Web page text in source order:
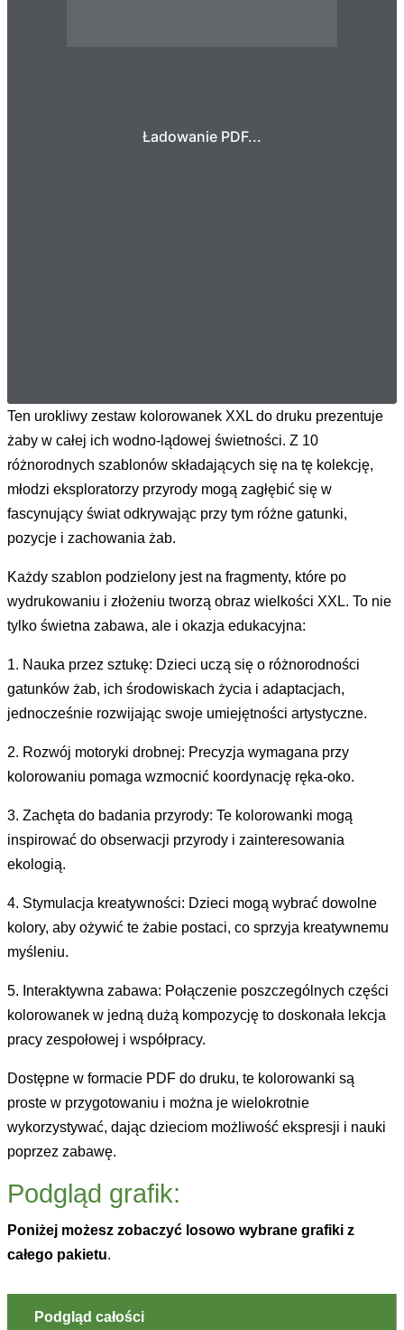
Ładowanie PDF...
Ten urokliwy zestaw kolorowanek XXL do druku prezentuje
żaby w całej ich wodno-lądowej świetności. Z 10
różnorodnych szablonów składających się na tę kolekcję,
młodzi eksploratorzy przyrody mogą zagłębić się w
fascynujący świat odkrywając przy tym różne gatunki,
pozycje i zachowania żab.
Każdy szablon podzielony jest na fragmenty, które po
wydrukowaniu i złożeniu tworzą obraz wielkości XXL. To nie
tylko świetna zabawa, ale i okazja edukacyjna:
1. Nauka przez sztukę: Dzieci uczą się o różnorodności
gatunków żab, ich środowiskach życia i adaptacjach,
jednocześnie rozwijając swoje umiejętności artystyczne.
2. Rozwój motoryki drobnej: Precyzja wymagana przy
kolorowaniu pomaga wzmocnić koordynację ręka-oko.
3. Zachęta do badania przyrody: Te kolorowanki mogą
inspirować do obserwacji przyrody i zainteresowania
ekologią.
4. Stymulacja kreatywności: Dzieci mogą wybrać dowolne
kolory, aby ożywić te żabie postaci, co sprzyja kreatywnemu
myśleniu.
5. Interaktywna zabawa: Połączenie poszczególnych części
kolorowanek w jedną dużą kompozycję to doskonała lekcja
pracy zespołowej i współpracy.
Dostępne w formacie PDF do druku, te kolorowanki są
proste w przygotowaniu i można je wielokrotnie
wykorzystywać, dając dzieciom możliwość ekspresji i nauki
poprzez zabawę.
Podgląd grafik:
Poniżej możesz zobaczyć losowo wybrane grafiki z
całego pakietu.
Podgląd całości